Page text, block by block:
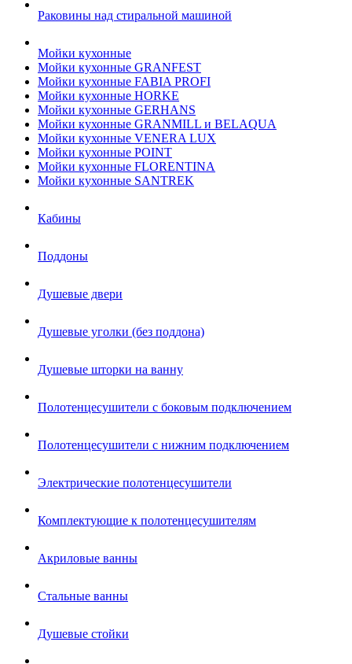
Раковины над стиральной машиной
Мойки кухонные
Мойки кухонные GRANFEST
Мойки кухонные FABIA PROFI
Мойки кухонные HORKE
Мойки кухонные GERHANS
Мойки кухонные GRANMILL и BELAQUA
Мойки кухонные VENERA LUX
Мойки кухонные POINT
Мойки кухонные FLORENTINA
Мойки кухонные SANTREK
Кабины
Поддоны
Душевые двери
Душевые уголки (без поддона)
Душевые шторки на ванну
Полотенцесушители с боковым подключением
Полотенцесушители с нижним подключением
Электрические полотенцесушители
Комплектующие к полотенцесушителям
Акриловые ванны
Стальные ванны
Душевые стойки